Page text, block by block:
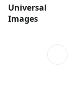
Universal
Images